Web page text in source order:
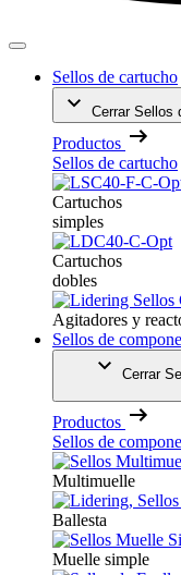
Sellos de cartucho
Cerrar Sellos
Productos
Sellos de cartucho
Cartuchos
simples
Cartuchos
dobles
Agitadores y
Sellos de
Cerrar
Productos
Sellos de
Multimuelle
Ballesta
Muelle simple